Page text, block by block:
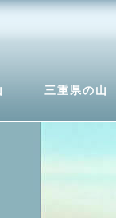
三重県の山